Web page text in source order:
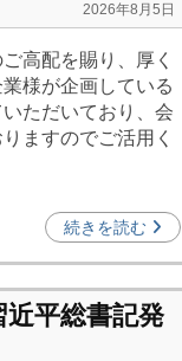
2026年8月5日
高配を賜り、厚く
様が企画している
ただいており、会
ますのでご活用く
続きを読む
近平総書記発